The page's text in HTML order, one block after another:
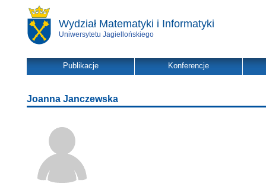
Wydział Matematyki i Informatyki
Uniwersytetu Jagiellońskiego
Publikacje Konferencje
Joanna Janczewska